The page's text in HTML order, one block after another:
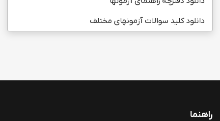
دانلود کلید سوالات آزمونهای مختلف
راهنما